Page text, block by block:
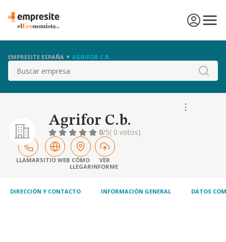
EMPRESITE ESPAÑA AGRIFOR C.B.
Buscar
Agrifor C.b.
0/5( 0 votos)
LLAMARSITIO WEB CÓMO
LLEGAR
VER
INFORME
DIRECCIÓN Y CONTACTO INFORMACIÓN GENERAL DATOS